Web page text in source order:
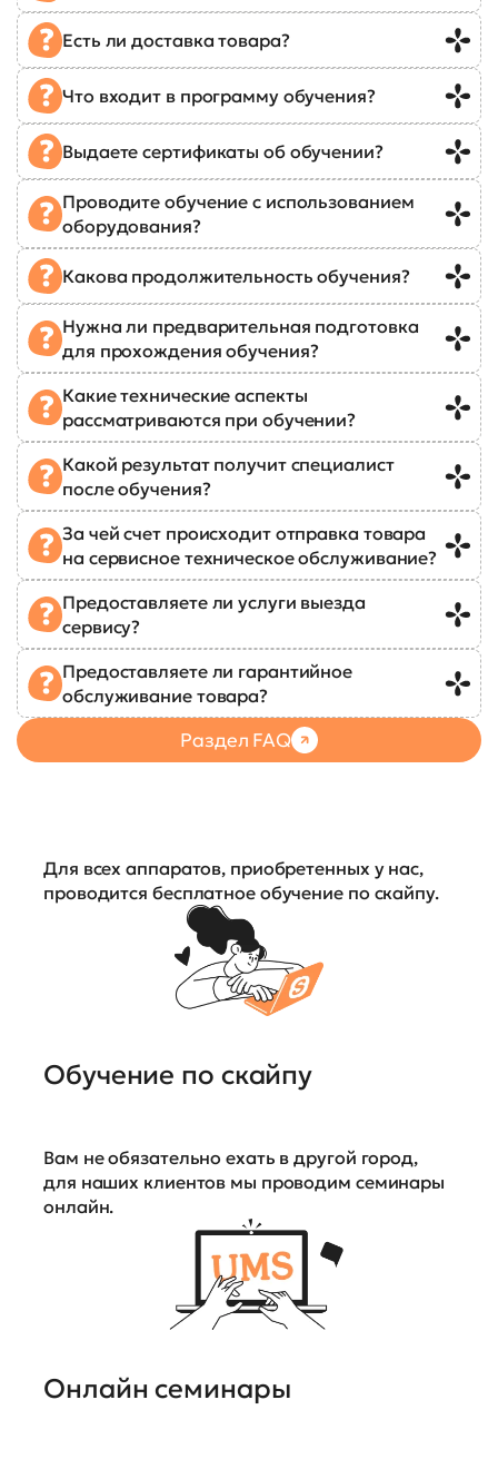
Есть ли доставка товара?
Что входит в программу обучения?
Выдаете сертификаты об обучении?
Проводите обучение с использованием
оборудования?
Какова продолжительность обучения?
Нужна ли предварительная подготовка
для прохождения обучения?
Какие технические аспекты
рассматриваются при обучении?
Какой результат получит специалист
после обучения?
За чей счет происходит отправка товара
на сервисное техническое обслуживание?
Предоставляете ли услуги выезда
сервису?
Предоставляете ли гарантийное
обслуживание товара?
Раздел FAQ
Для всех аппаратов, приобретенных у нас,
проводится бесплатное обучение по скайпу.
Обучение по скайпу
Вам не обязательно ехать в другой город,
для наших клиентов мы проводим семинары
онлайн.
Онлайн семинары